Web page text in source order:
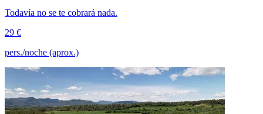
Todavía no se te cobrará nada.
29 €
pers./noche (aprox.)